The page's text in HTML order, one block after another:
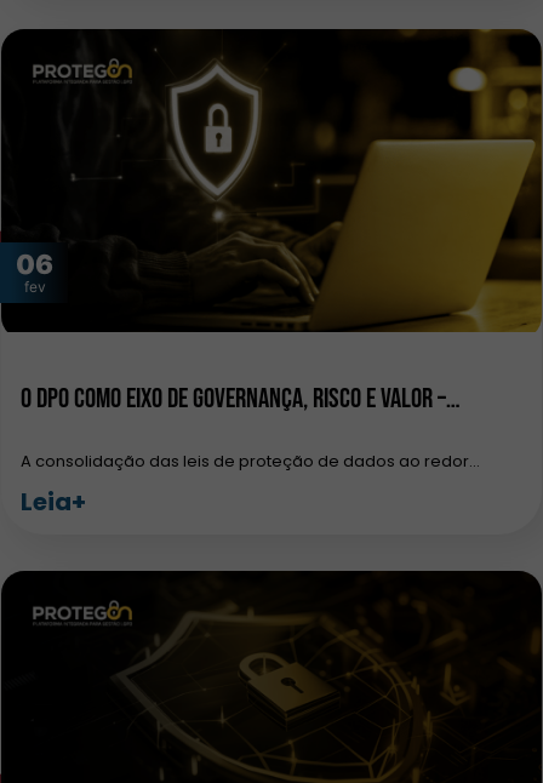
06
fev
O DPO como eixo de governança, risco e valor –…
A consolidação das leis de proteção de dados ao redor…
Leia+